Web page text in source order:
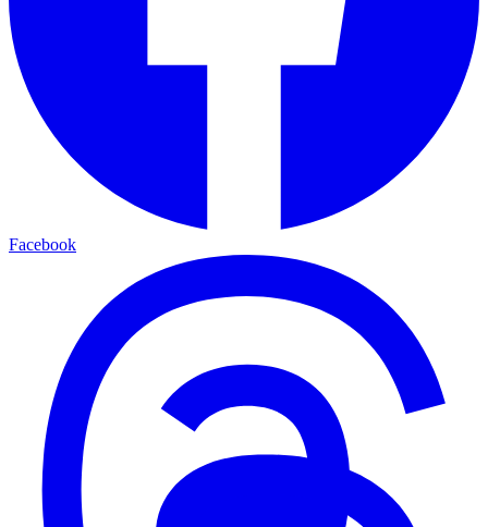
Facebook